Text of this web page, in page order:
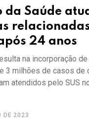
da Saúde
24 anos
na incorporação
3 milhões de casos de
atendidos pelo SUS
DE 2023